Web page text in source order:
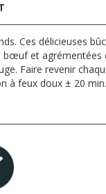
Ces délicieuses
et agrémentées
Faire revenir
à feux doux ± 20 min.